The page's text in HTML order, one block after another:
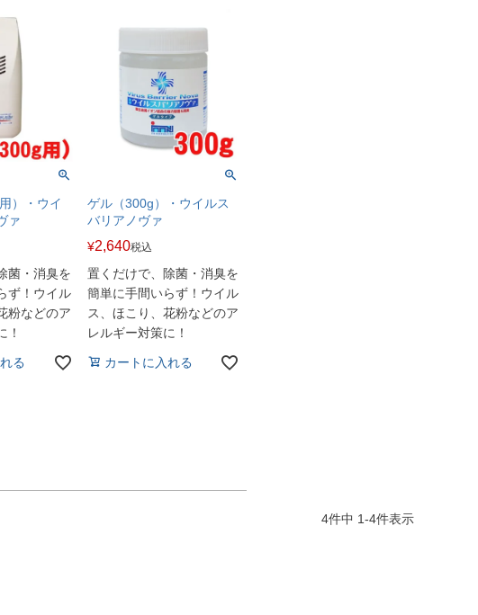
）・ウイ
ァ
菌・消臭を
ず！ウイル
粉などのア
！
る
ゲル（300g）・ウイルス
バリアノヴァ
¥2,640税込
置くだけで、除菌・消臭を
簡単に手間いらず！ウイル
ス、ほこり、花粉などのア
レルギー対策に！
カートに入れる
4件中 1-4件表示